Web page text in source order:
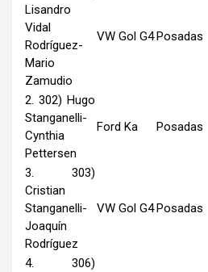
Lisandro
Vidal
Rodríguez-
Mario
Zamudio
VW Gol G4Posadas
2. 302) Hugo
Stanganelli-
Cynthia
Pettersen
Ford Ka Posadas
3. 303)
Cristian
Stanganelli-
Joaquín
Rodríguez
VW Gol G4Posadas
4. 306)